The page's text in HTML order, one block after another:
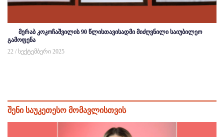
მერაბ კოკოჩაშვილის 90 წლისთავისადმი მიძღვნილი საიუბილეო
გამოფენა
22 / სექტემბერი 2025
შენი საუკეთესო მომავლისთვის